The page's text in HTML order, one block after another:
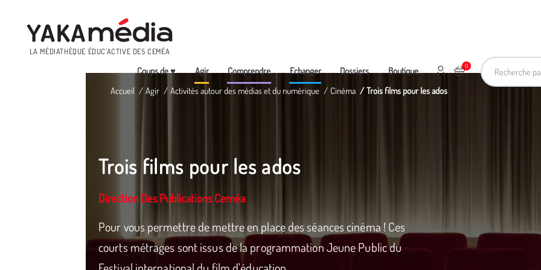
LA MÉDIATHÈQUE ÉDUC’ACTIVE DES CEMÉA
Recherche
Menu
Coups de ♥ Agir Comprendre Echanger Dossiers Boutique 0
Ajouter au panier
Mon compte
Accueil Agir Activités autour des médias et du numérique Cinéma Trois films pour les ados
Trois films pour les ados
Direction Des Publications Ceméa
Pour vous permettre de mettre en place des séances cinéma ! Ces
courts métrages sont issus de la programmation Jeune Public du